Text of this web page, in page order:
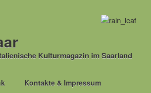
Kulturmagazin im Saarland
Kontakte & Impressum